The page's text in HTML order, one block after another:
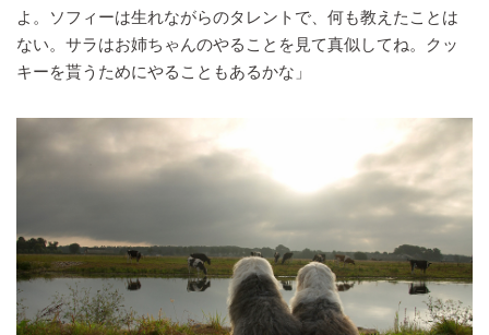
よ。ソフィーは生れながらのタレントで、何も教えたことは
ない。サラはお姉ちゃんのやることを見て真似してね。クッ
キーを貰うためにやることもあるかな」